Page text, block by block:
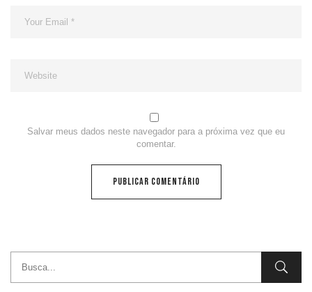
Salvar meus dados neste navegador para a próxima vez que eu
comentar.